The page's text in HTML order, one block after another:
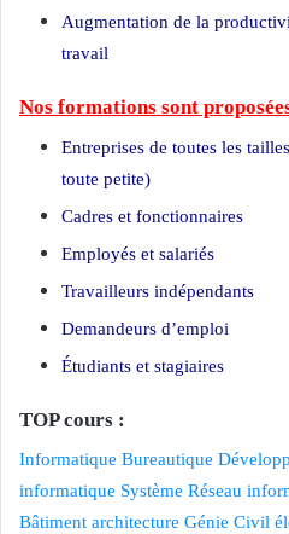
Augmentation de la
travail
Nos formations sont
Entreprises de toutes les
toute petite)
Cadres et fonctionnaires
Employés et salariés
Travailleurs indépendants
Demandeurs d’emploi
Étudiants et stagiaires
TOP cours :
Informatique Bureautique
informatique Système Réseau
Bâtiment architecture Génie Civil